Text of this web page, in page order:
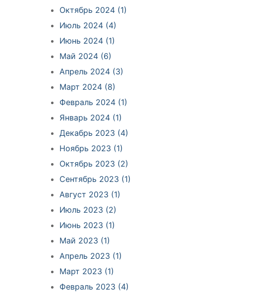
Октябрь 2024 (1)
Июль 2024 (4)
Июнь 2024 (1)
Май 2024 (6)
Апрель 2024 (3)
Март 2024 (8)
Февраль 2024 (1)
Январь 2024 (1)
Декабрь 2023 (4)
Ноябрь 2023 (1)
Октябрь 2023 (2)
Сентябрь 2023 (1)
Август 2023 (1)
Июль 2023 (2)
Июнь 2023 (1)
Май 2023 (1)
Апрель 2023 (1)
Март 2023 (1)
Февраль 2023 (4)